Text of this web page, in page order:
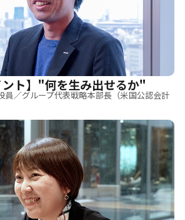
ント】"何を生み出せるか"
員／グループ代表戦略本部長（米国公認会計